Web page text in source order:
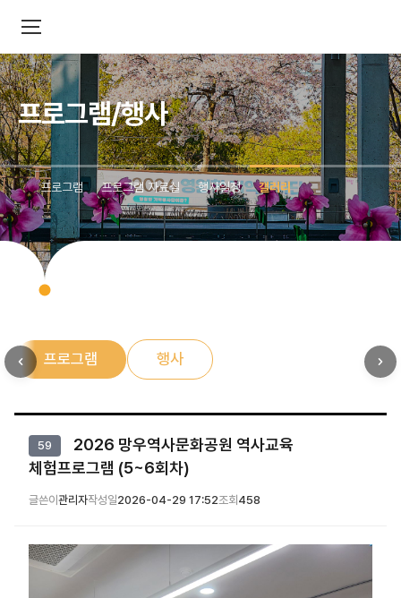
프로그램 프로그램 자료실 행사일정 갤러리
프로그램/행사
프로그램 행사
59
2026 망우역사문화공원 역사교육
체험프로그램 (5~6회차)
글쓴이 관리자작성일2026-04-29 17:52조회 458